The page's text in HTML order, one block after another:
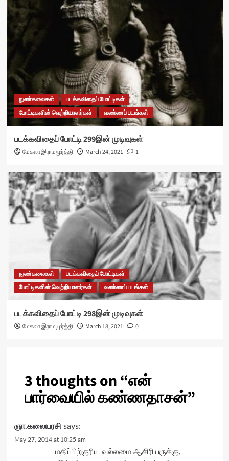
நுண்கலைகள்
படக்கவிதைப் போட்டிகள்
போட்டிகளின் வெற்றியாளர்கள்
வண்ணப் படங்கள்
படக்கவிதைப் போட்டி 299இன் முடிவுகள்
மேகலா இராமமூர்த்தி March 24, 2021 1
நுண்கலைகள்
படக்கவிதைப் போட்டிகள்
போட்டிகளின் வெற்றியாளர்கள்
வண்ணப் படங்கள்
படக்கவிதைப் போட்டி 298இன் முடிவுகள்
மேகலா இராமமூர்த்தி March 18, 2021 0
3 thoughts on “என்
பார்வையில் கண்ணதாசன்”
ஞா.கலையரசி says:
May 27, 2014 at 10:25 am
மதிப்பிற்குரிய வல்லமை ஆசிரியருக்கு,